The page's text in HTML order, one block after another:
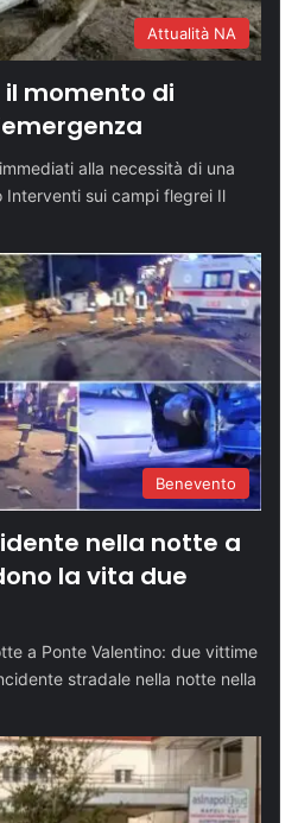
Attualità NA
il momento di
alla necessità di una
sui campi flegrei Il
Benevento
nella notte a
la vita due
a Ponte Valentino: due vittime
stradale nella notte nella